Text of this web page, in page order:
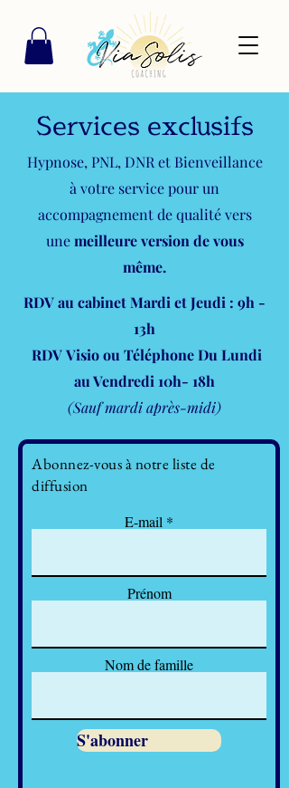
Services exclusifs
Hypnose, PNL, DNR et Bienveillance
à votre service pour un
accompagnement de qualité vers
unemeilleure version de vous
même.
RDV au cabinet Mardi et Jeudi : 9h -
13h
RDVVisioou Téléphone Du Lundi
au Vendredi 10h- 18h
(Sauf mardi après-midi)
Abonnez-vous à notre liste de
diffusion
E-mail
Prénom
Nom de famille
S'abonner